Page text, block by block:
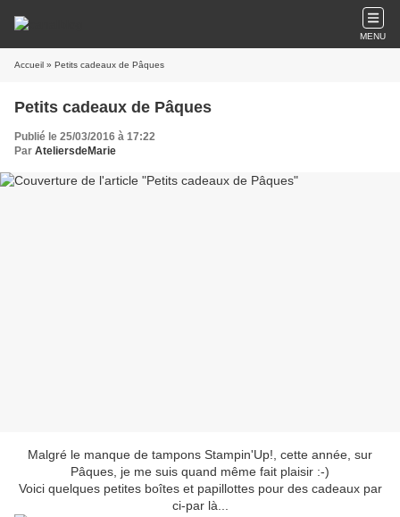
MENU
Accueil » Petits cadeaux de Pâques
Petits cadeaux de Pâques
Publié le 25/03/2016 à 17:22
Par AteliersdeMarie
Malgré le manque de tampons Stampin'Up!, cette année, sur
Pâques, je me suis quand même fait plaisir :-)
Voici quelques petites boîtes et papillottes pour des cadeaux par
ci-par là...